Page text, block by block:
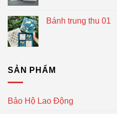
Bánh trung thu 01
SẢN PHẨM
Bảo Hộ Lao Động